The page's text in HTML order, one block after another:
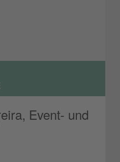
Event- und